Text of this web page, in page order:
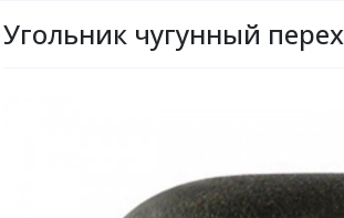
Угольник чугунный